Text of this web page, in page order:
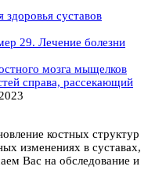
суставов
29. Лечение болезни
мозга мыщелков
справа, рассекающий
костных структур
изменениях в суставах,
Вас на обследование и